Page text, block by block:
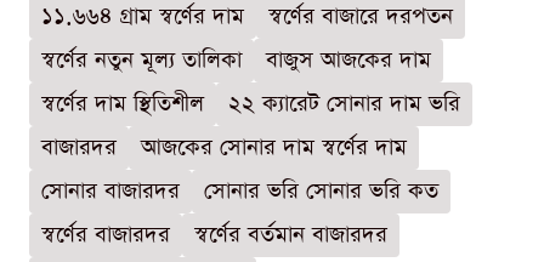
১১.৬৬৪ গ্রাম স্বর্ণের দাম
স্বর্ণের বাজারে দরপতন
স্বর্ণের নতুন মূল্য তালিকা
বাজুস আজকের দাম
স্বর্ণের দাম স্থিতিশীল
২২ ক্যারেট সোনার দাম ভরি
বাজারদর
আজকের সোনার দাম স্বর্ণের দাম
সোনার বাজারদর
সোনার ভরি সোনার ভরি কত
স্বর্ণের বাজারদর
স্বর্ণের বর্তমান বাজারদর